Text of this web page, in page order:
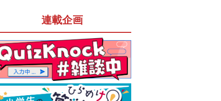
連載企画